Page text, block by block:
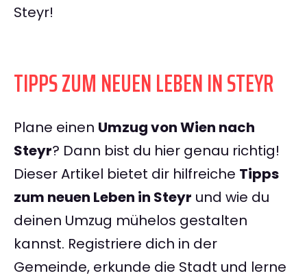
Steyr!
TIPPS ZUM NEUEN LEBEN IN STEYR
Plane einen Umzug von Wien nach
Steyr? Dann bist du hier genau richtig!
Dieser Artikel bietet dir hilfreiche Tipps
zum neuen Leben in Steyr und wie du
deinen Umzug mühelos gestalten
kannst. Registriere dich in der
Gemeinde, erkunde die Stadt und lerne